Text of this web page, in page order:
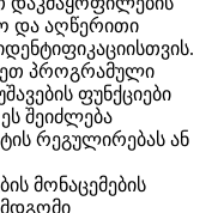
და აღწერითი
პროგრამული
ფუნქციები
შეიძლება
რეგულირებას ან
მონაცემების